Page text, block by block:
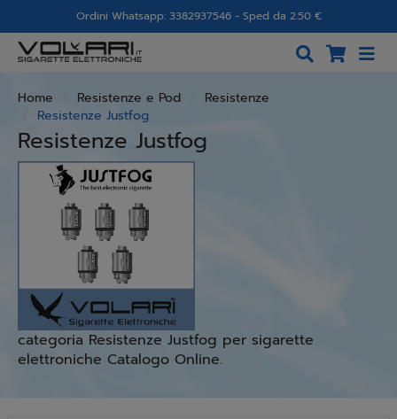
Ordini Whatsapp: 3382937546 - Sped da 2.50 €
Home Resistenze e Pod
Resistenze
Resistenze Justfog
Resistenze Justfog
categoria Resistenze Justfog per sigarette
elettroniche Catalogo Online.